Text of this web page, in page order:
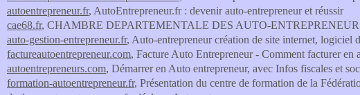
autoentrepreneur.fr, AutoEntrepreneur.fr : devenir auto-entrepreneur et réussir
cae68.fr, CHAMBRE DEPARTEMENTALE DES AUTO-
auto-gestion-entrepreneur.fr, Auto-entrepreneur création de site internet, logiciel
factureautoentrepreneur.com, Facture Auto Entrepreneur - Comment facturer en
autoentrepreneurs.com, Démarrer en Auto entrepreneur, avec Infos fiscales et
formation-autoentrepreneur.fr, Présentation du centre de formation de la